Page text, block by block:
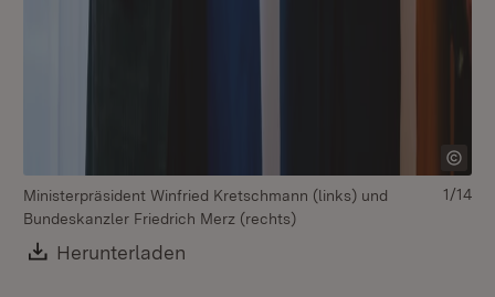
Ministerpräsident Winfried Kretschmann (links) und
Bundeskanzler Friedrich Merz (rechts)
Download:
Herunterladen
1/14